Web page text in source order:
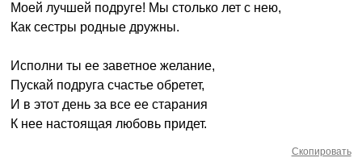
Моей лучшей подруге! Мы столько лет с нею,
Как сестры родные дружны.
Исполни ты ее заветное желание,
Пускай подруга счастье обретет,
И в этот день за все ее старания
К нее настоящая любовь придет.
Скопировать